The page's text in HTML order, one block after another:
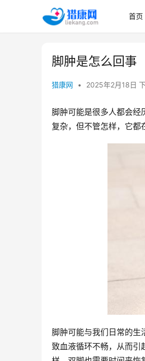
首页
脚肿是怎么回事
猎康网 • 2025年2月18日
脚肿可能是很多人都会
复杂，但不管怎样，它都
脚肿可能与我们日常的
致血液循环不畅，从而引